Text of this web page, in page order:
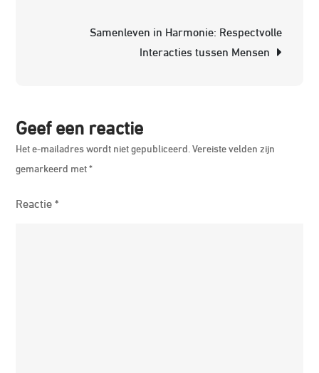
Samenleven in Harmonie: Respectvolle
Interacties tussen Mensen
Geef een reactie
Het e-mailadres wordt niet gepubliceerd. Vereiste velden zijn
gemarkeerd met*
Reactie*